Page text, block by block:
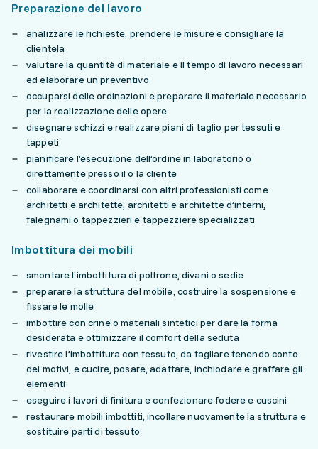
Preparazione del lavoro
analizzare le richieste, prendere le misure e consigliare la
clientela
valutare la quantità di materiale e il tempo di lavoro necessari
ed elaborare un preventivo
occuparsi delle ordinazioni e preparare il materiale necessario
per la realizzazione delle opere
disegnare schizzi e realizzare piani di taglio per tessuti e
tappeti
pianificare l’esecuzione dell’ordine in laboratorio o
direttamente presso il o la cliente
collaborare e coordinarsi con altri professionisti come
architetti e architette, architetti e architette d’interni,
falegnami o tappezzieri e tappezziere specializzati
Imbottitura dei mobili
smontare l’imbottitura di poltrone, divani o sedie
preparare la struttura del mobile, costruire la sospensione e
fissare le molle
imbottire con crine o materiali sintetici per dare la forma
desiderata e ottimizzare il comfort della seduta
rivestire l’imbottitura con tessuto, da tagliare tenendo conto
dei motivi, e cucire, posare, adattare, inchiodare e graffare gli
elementi
eseguire i lavori di finitura e confezionare fodere e cuscini
restaurare mobili imbottiti, incollare nuovamente la struttura e
sostituire parti di tessuto